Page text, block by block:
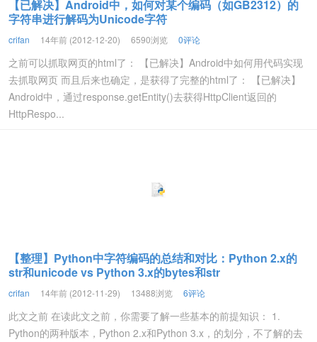
【已解决】Android中，如何对某个编码（如GB2312）的
字符串进行解码为Unicode字符
crifan 14年前 (2012-12-20) 6590浏览 0评论
之前可以抓取网页的html了： 【已解决】Android中如何用代码实现
去抓取网页 而且后来也确定，是获得了完整的html了： 【已解决】
Android中，通过response.getEntity()去获得HttpClient返回的
HttpRespo...
【整理】Python中字符编码的总结和对比：Python 2.x的
str和unicode vs Python 3.x的bytes和str
crifan 14年前 (2012-11-29) 13488浏览 6评论
此文之前 在读此文之前，你需要了解一些基本的前提知识： 1.
Python的两种版本，Python 2.x和Python 3.x，的划分，不了解的去